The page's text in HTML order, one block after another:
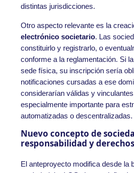
distintas jurisdicciones.
Otro aspecto relevante es la
electrónico societario. Las
constituirlo y registrarlo, o
conforme a la reglamentación. Si
sede física, su inscripción sería
notificaciones cursadas a ese
considerarían válidas y
especialmente importante para
automatizadas o descentralizadas.
Nuevo concepto de
responsabilidad y
El anteproyecto modifica desde la